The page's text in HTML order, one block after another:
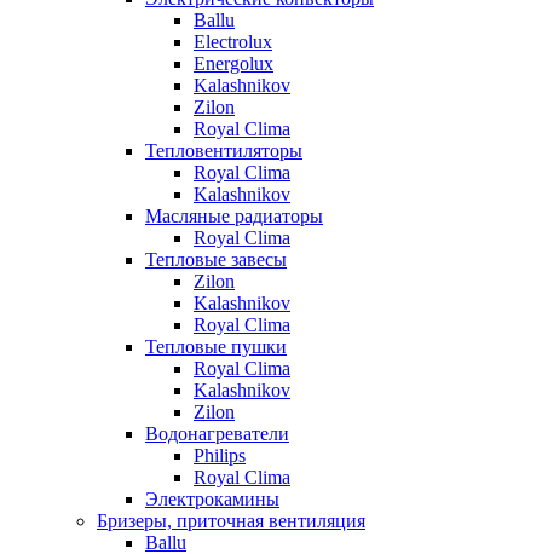
Ballu
Electrolux
Energolux
Kalashnikov
Zilon
Royal Clima
Тепловентиляторы
Royal Clima
Kalashnikov
Масляные радиаторы
Royal Clima
Тепловые завесы
Zilon
Kalashnikov
Royal Clima
Тепловые пушки
Royal Clima
Kalashnikov
Zilon
Водонагреватели
Philips
Royal Clima
Электрокамины
Бризеры, приточная вентиляция
Ballu